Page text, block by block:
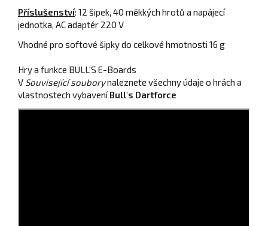
Příslušenství: 12 šipek, 40 měkkých hrotů a napájecí
jednotka, AC adaptér 220 V
Vhodné pro softové šipky do celkové hmotnosti 16 g
Hry a funkce BULL'S E-Boards
V Související souborynaleznete všechny údaje o hrách a
vlastnostech vybaveníBull's Dartforce